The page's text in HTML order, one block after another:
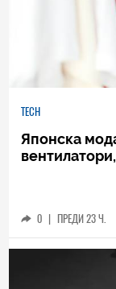
TECH
Японска
0 | ПРЕДИ 23 Ч.